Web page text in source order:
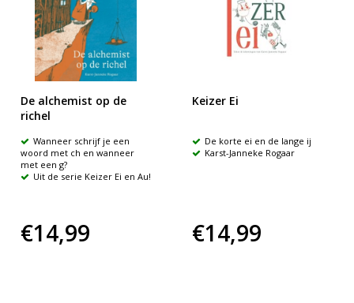
De alchemist op de
richel
Wanneer schrijf je een
woord met ch en wanneer
met een g?
Uit de serie Keizer Ei en Au!
€14,99
Keizer Ei
De korte ei en de lange ij
Karst-Janneke Rogaar
€14,99